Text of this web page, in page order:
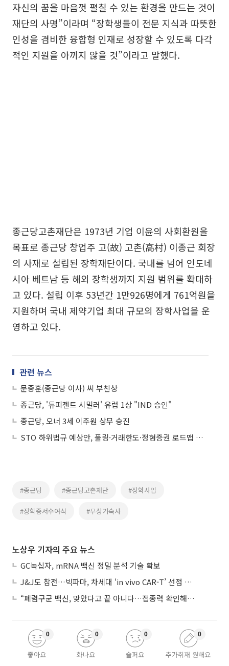
자신의 꿈을 마음껏 펼칠 수 있는 환경을 만드는 것이
재단의 사명”이라며 “장학생들이 전문 지식과 따뜻한
인성을 겸비한 융합형 인재로 성장할 수 있도록 다각
적인 지원을 아끼지 않을 것”이라고 말했다.
종근당고촌재단은 1973년 기업 이윤의 사회환원을
목표로 종근당 창업주 고(故) 고촌(高村) 이종근 회장
의 사재로 설립된 장학재단이다. 국내를 넘어 인도네
시아 베트남 등 해외 장학생까지 지원 범위를 확대하
고 있다. 설립 이후 53년간 1만926명에게 761억원을
지원하며 국내 제약기업 최대 규모의 장학사업을 운
영하고 있다.
관련 뉴스
문종훈(종근당 이사) 씨 부친상
종근당, '듀피젠트 시밀러' 유럽 1상 "IND 승인"
종근당, 오너 3세 이주원 상무 승진
STO 하위법규 예상안, 풀링·거래한도·정형증권 로드맵 제시
#종근당 #종근당고촌재단 #장학사업
#장학증서수여식 #무상기숙사
노상우 기자의 주요 뉴스
GC녹십자, mRNA 백신 정밀 분석 기술 확보
J&J도 참전…빅파마, 차세대 ‘in vivo CAR-T’ 선점 경쟁 본격화
“폐렴구균 백신, 맞았다고 끝 아니다…접종력 확인해야”
좋아요
0
화나요
0
슬퍼요
0
추가취재 원해요
0